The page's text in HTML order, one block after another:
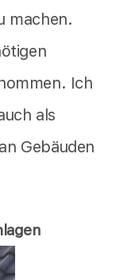
machen.
Ich
als
Gebäuden